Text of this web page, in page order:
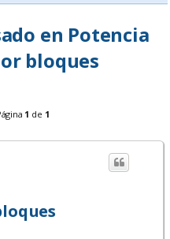
en Potencia
bloques
1 de 1